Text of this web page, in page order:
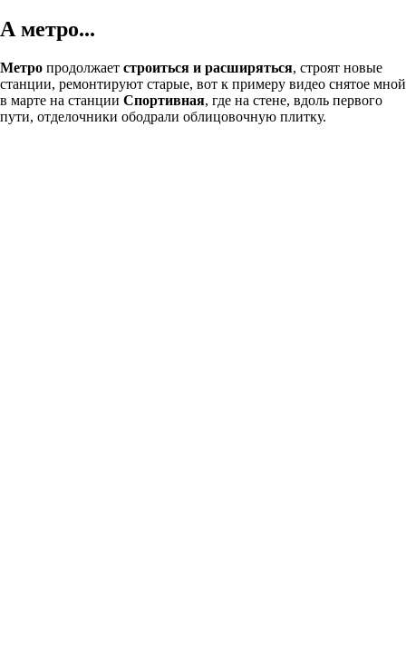
А метро...
Метро продолжает строиться и расширяться, строят новые
станции, ремонтируют старые, вот к примеру видео снятое мной
в марте на станции Спортивная, где на стене, вдоль первого
пути, отделочники ободрали облицовочную плитку.